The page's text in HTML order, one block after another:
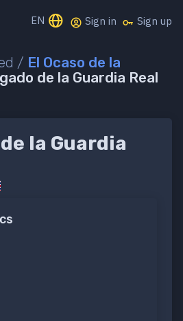
EN Sign in Sign up
/ El Ocaso de la
de la Guardia Real
la Guardia